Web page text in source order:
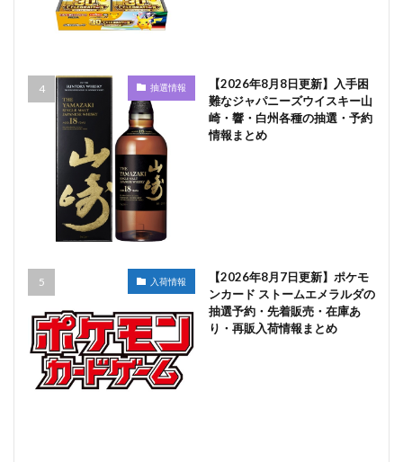
抽選情報
【2026年8月8日更新】入手困
難なジャパニーズウイスキー山
崎・響・白州各種の抽選・予約
情報まとめ
入荷情報
【2026年8月7日更新】ポケモ
ンカード ストームエメラルダの
抽選予約・先着販売・在庫あ
り・再販入荷情報まとめ